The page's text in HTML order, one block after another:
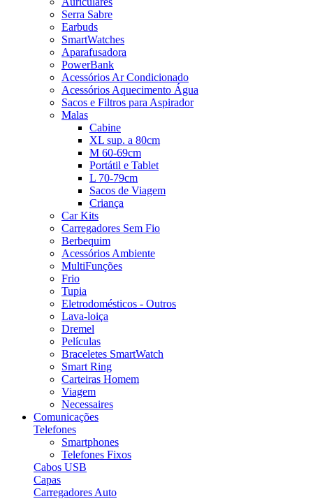
Serra Sabre
Earbuds
SmartWatches
Aparafusadora
PowerBank
Acessórios Ar Condicionado
Acessórios Aquecimento Água
Sacos e Filtros para Aspirador
Malas
Cabine
XL sup. a 80cm
M 60-69cm
Portátil e Tablet
L 70-79cm
Sacos de Viagem
Criança
Car Kits
Carregadores Sem Fio
Berbequim
Acessórios Ambiente
MultiFunções
Frio
Tupia
Eletrodomésticos - Outros
Lava-loiça
Dremel
Películas
Braceletes SmartWatch
Smart Ring
Carteiras Homem
Viagem
Necessaires
Comunicações
Telefones
Smartphones
Telefones Fixos
Cabos USB
Capas
Carregadores Auto